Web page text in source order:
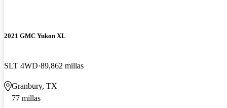
2021 GMC Yukon XL
SLT 4WD 89,862 millas
Granbury, TX
77 millas